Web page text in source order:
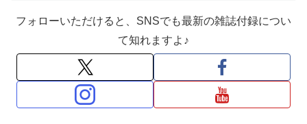
フォローいただけると、SNSでも最新の雑誌付録につい
て知れますよ♪